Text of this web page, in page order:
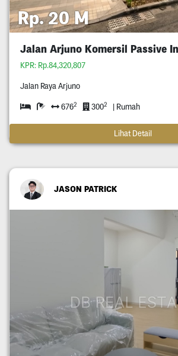
Rp. 20 M
KPR: Rp.84,320,807
Jalan Raya Arjuno
6762 3002 | Rumah
Lihat Detail
JASON PATRICK